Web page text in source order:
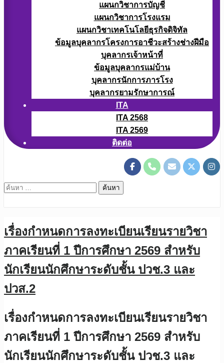
แผนกวิชาการบัญชี
แผนกวิชาการโรงแรม
แผนกวิชาเทคโนโลยีธุรกิจดิจิทัล
ข้อมูลบุคลากรโครงการอาชีวะสร้างช่างฝีมือ
บุคลากรเจ้าหน้าที่
ข้อมูลบุคลากรแม่บ้าน
บุคลากรนักการภารโรง
บุคลากรยามรักษาการณ์
ITA
ITA 2568
ITA 2569
ติดต่อ
ค้นหา
เรื่องกำหนดการลงทะเบียนเรียนรายวิชา
ภาคเรียนที่ 1 ปีการศึกษา 2569 สำหรับ
นักเรียนนักศึกษาระดับชั้น ปวช.3 และ
ปวส.2
เรื่องกำหนดการลงทะเบียนเรียนรายวิชา
ภาคเรียนที่ 1 ปีการศึกษา 2569 สำหรับ
นักเรียนนักศึกษาระดับชั้น ปวช.3 และ